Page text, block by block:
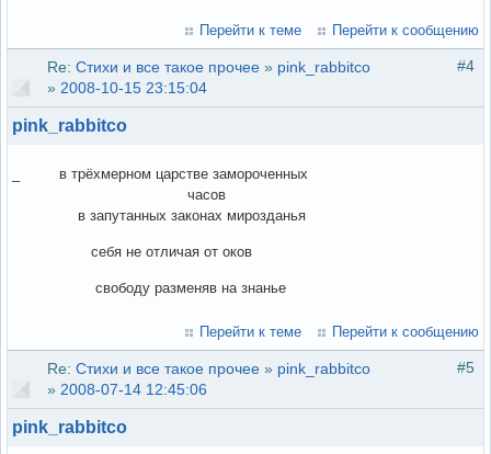
Перейти к теме Перейти к сообщению
#4
Re: Стихи и все такое прочее » pink_rabbitco
» 2008-10-15 23:15:04
pink_rabbitco
_ в трёхмерном царстве замороченных
часов
в запутанных законах мирозданья
себя не отличая от оков
свободу разменяв на знанье
Перейти к теме Перейти к сообщению
#5
Re: Стихи и все такое прочее » pink_rabbitco
» 2008-07-14 12:45:06
pink_rabbitco